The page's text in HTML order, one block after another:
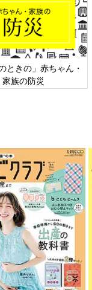
ルバイユミ）」の
になっており、可
るとのこと！パン
ときの」赤ちゃん・
家族の防災